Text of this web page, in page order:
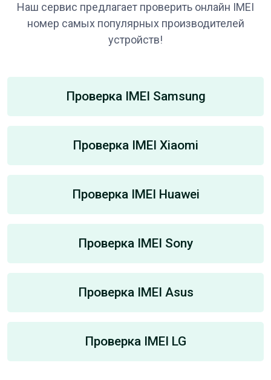
Наш сервис предлагает проверить онлайн IMEI
номер самых популярных производителей
устройств!
Проверка IMEI Samsung
Проверка IMEI Xiaomi
Проверка IMEI Huawei
Проверка IMEI Sony
Проверка IMEI Asus
Проверка IMEI LG